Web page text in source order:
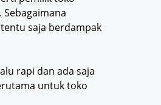
saja berdampak
rapi dan ada saja
untuk toko